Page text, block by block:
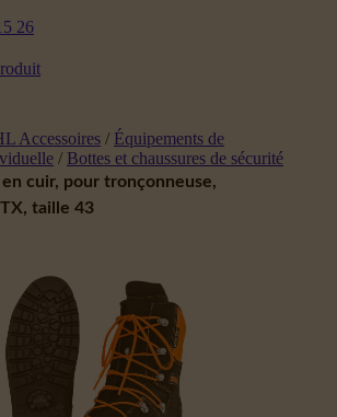
26
Accessoires / Équipements de
/ Bottes et chaussures de sécurité
en cuir, pour tronçonneuse,
taille 43